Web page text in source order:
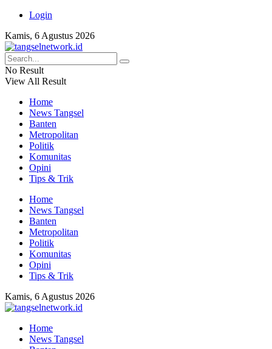
Login
Kamis, 6 Agustus 2026
No Result
View All Result
Home
News Tangsel
Banten
Metropolitan
Politik
Komunitas
Opini
Tips & Trik
Home
News Tangsel
Banten
Metropolitan
Politik
Komunitas
Opini
Tips & Trik
Kamis, 6 Agustus 2026
Home
News Tangsel